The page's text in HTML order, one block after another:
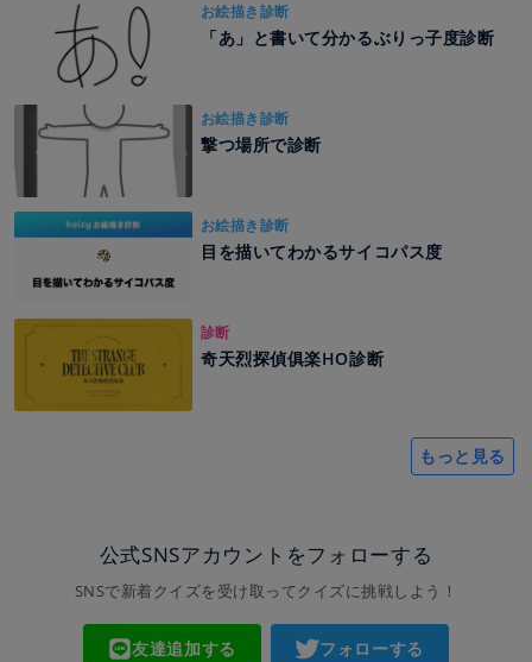
お絵描き診断
「あ」と書いて分かるぶりっ子度診断
お絵描き診断
撃つ場所で診断
お絵描き診断
目を描いてわかるサイコパス度
診断
奇天烈探偵俱楽HO診断
もっと見る
公式SNSアカウントをフォローする
SNSで新着クイズを受け取ってクイズに挑戦しよう！
友達追加する フォローする